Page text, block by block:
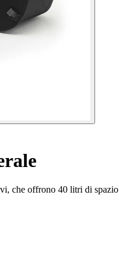
che offrono 40 litri di